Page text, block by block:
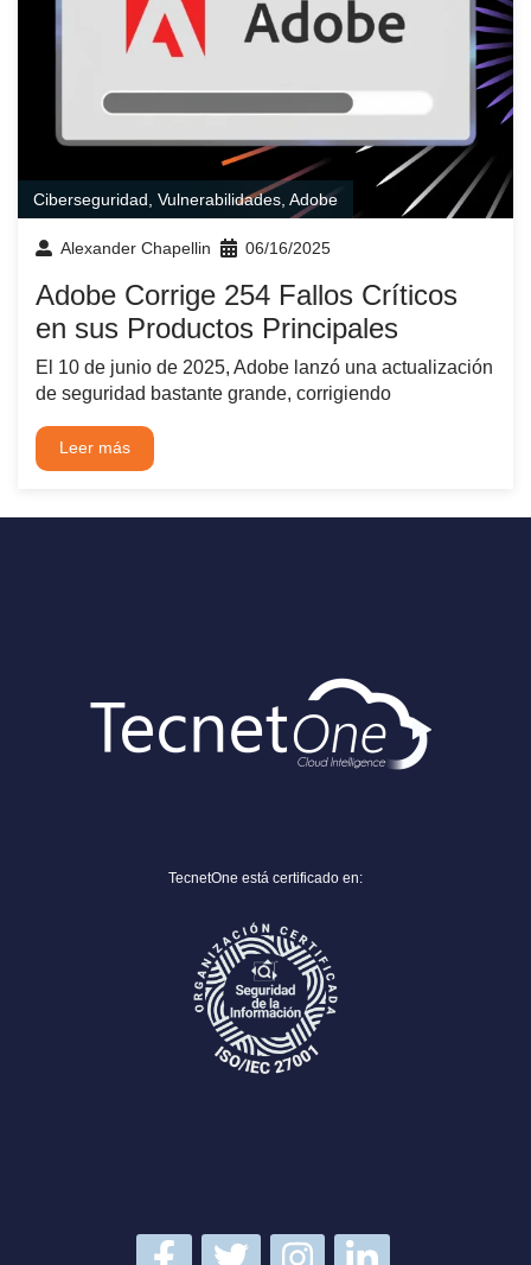
Ciberseguridad Vulnerabilidades Adobe
Alexander Chapellin 06/16/2025
Adobe Corrige 254 Fallos Críticos
en sus Productos Principales
El 10 de junio de 2025, Adobe lanzó una actualización
de seguridad bastante grande, corrigiendo
Leer más
TecnetOne está certificado en: